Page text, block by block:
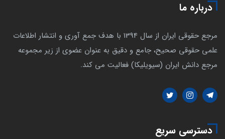
درباره ما
مرجع حقوقی ایران از سال 1394 با هدف جمع آوری و انتشار اطلاعات
علمی حقوقی صحیح، جامع و دقیق به عنوان عضوی از زیر مجموعه
مرجع دانش ایران (سیویلیکا) فعالیت می کند.
دسترسی سریع